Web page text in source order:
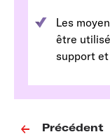
Les
être
support
Précédent